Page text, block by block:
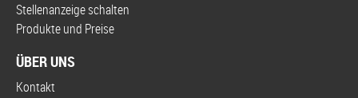
Stellenanzeige schalten
Produkte und Preise
ÜBER UNS
Kontakt